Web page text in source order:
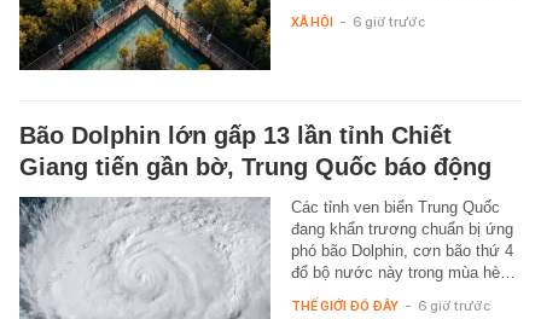
XÃ HỘI - 6 giờ trước
Bão Dolphin lớn gấp 13 lần tỉnh Chiết
Giang tiến gần bờ, Trung Quốc báo động
Các tỉnh ven biển Trung Quốc
đang khẩn trương chuẩn bị ứng
phó bão Dolphin, cơn bão thứ 4
đổ bộ nước này trong mùa hè…
THẾ GIỚI ĐÓ ĐÂY - 6 giờ trước